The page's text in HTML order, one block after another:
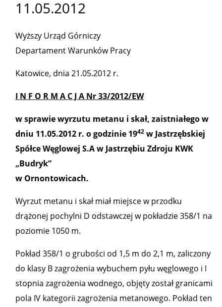
11.05.2012
Wyższy Urząd Górniczy
Departament Warunków Pracy
Katowice, dnia 21.05.2012 r.
I N F O R M A C J A Nr 33/2012/EW
w sprawie wyrzutu metanu i skał, zaistniałego w
dniu 11.05.2012 r. o godzinie 1942 w Jastrzębskiej
Spółce Węglowej S.A w Jastrzębiu Zdroju KWK
„Budryk”
w Ornontowicach.
Wyrzut metanu i skał miał miejsce w przodku
drążonej pochylni D odstawczej w pokładzie 358/1 na
poziomie 1050 m.
Pokład 358/1 o grubości od 1,5 m do 2,1 m, zaliczony
do klasy B zagrożenia wybuchem pyłu węglowego i I
stopnia zagrożenia wodnego, objęty został granicami
pola IV kategorii zagrożenia metanowego. Pokład ten